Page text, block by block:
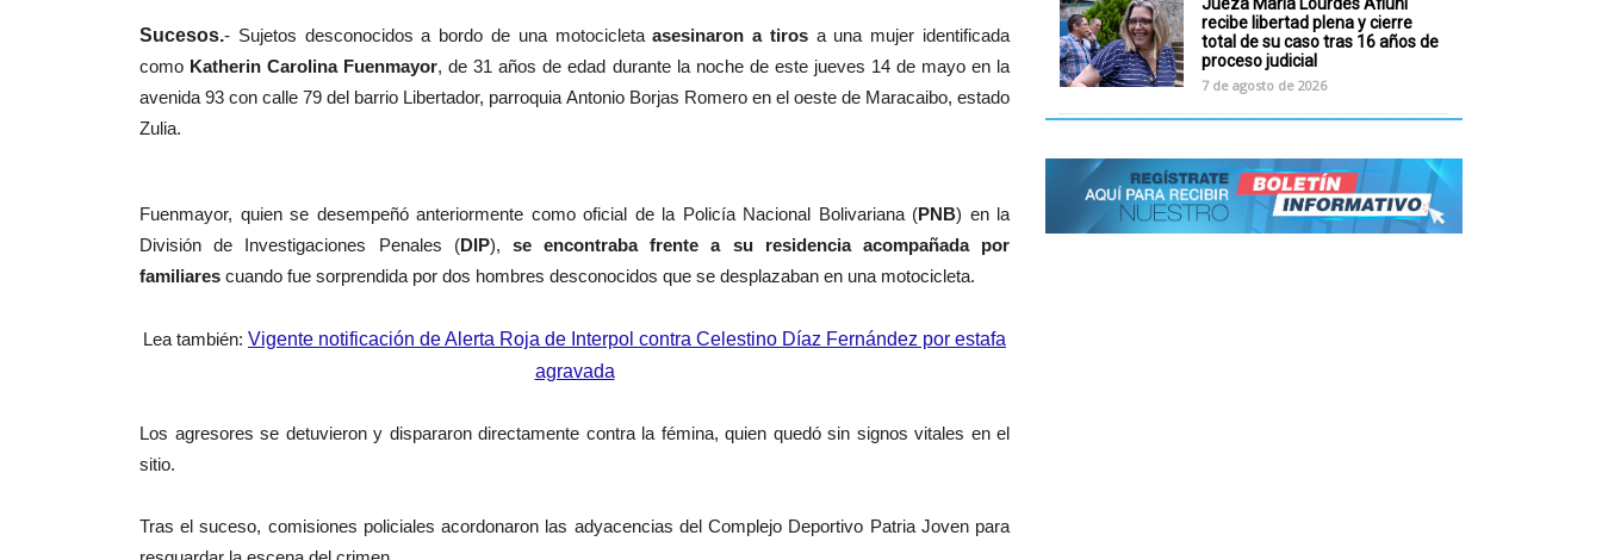
Sucesos.- Sujetos desconocidos a bordo de una motocicletaasesinaron a tiros a una mujer identificada
como Katherin Carolina Fuenmayor, de 31 años de edad durante la noche de este jueves 14 de mayo en la
avenida 93 con calle 79 del barrio Libertador, parroquia Antonio Borjas Romero en el oeste de Maracaibo, estado
Zulia.
Fuenmayor, quien se desempeñó anteriormente como oficial de la Policía Nacional Bolivariana (PNB) en la
División de Investigaciones Penales (DIP), se encontraba frente a su residencia acompañada por
familiares cuando fue sorprendida por dos hombres desconocidos que se desplazaban en una motocicleta.
Lea también: Vigente notificación de Alerta Roja de Interpol contra Celestino Díaz Fernández por estafa
agravada
Los agresores se detuvieron y dispararon directamente contra la fémina, quien quedó sin signos vitales en el
sitio.
Tras el suceso, comisiones policiales acordonaron las adyacencias del Complejo Deportivo Patria Joven para
Jueza María Lourdes Afiuni
recibe libertad plena y cierre
total de su caso tras 16 años de
proceso judicial
7 de agosto de 2026